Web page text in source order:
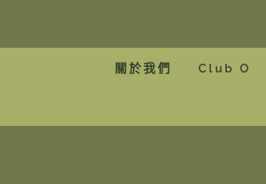
關於我們 Club O